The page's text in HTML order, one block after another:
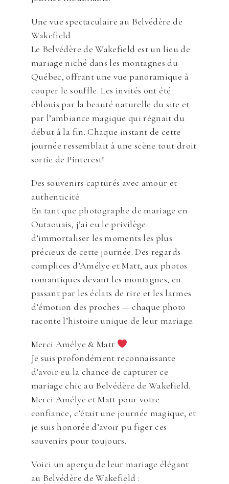
Une vue spectaculaire au Belvédère de
Wakefield
Le Belvédère de Wakefield est un lieu de
mariage niché dans les montagnes du
Québec, offrant une vue panoramique à
couper le souffle. Les invités ont été
éblouis par la beauté naturelle du site et
par l’ambiance magique qui régnait du
début à la fin. Chaque instant de cette
journée ressemblait à une scène tout droit
sortie de Pinterest!
Des souvenirs capturés avec amour et
authenticité
En tant que photographe de mariage en
Outaouais, j’ai eu le privilège
d’immortaliser les moments les plus
précieux de cette journée. Des regards
complices d’Amélye et Matt, aux photos
romantiques devant les montagnes, en
passant par les éclats de rire et les larmes
d’émotion des proches — chaque photo
raconte l’histoire unique de leur mariage.
Merci Amélye & Matt
Je suis profondément reconnaissante
d’avoir eu la chance de capturer ce
mariage chic au Belvédère de Wakefield.
Merci Amélye et Matt pour votre
confiance, c’était une journée magique, et
je suis honorée d’avoir pu figer ces
souvenirs pour toujours.
Voici un aperçu de leur mariage élégant
au Belvédère de Wakefield :